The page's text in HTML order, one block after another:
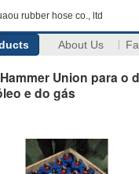
rubber hose co., ltd
About Us
Union para o
e do gás